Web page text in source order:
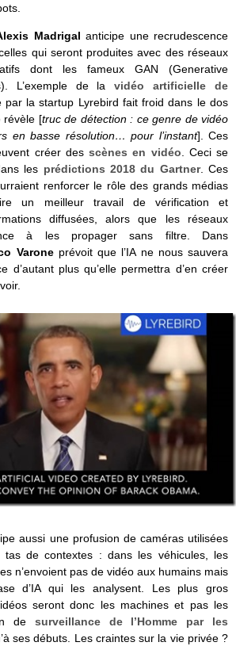
Madrigalanticipe une recrudescence
qui seront produites avec des réseaux
dont les fameux GAN (Generative
L’exemple de lavidéo artificielle de
par la startup Lyrebird fait froid dans le dos
révèle [truc de détection : ce genre de vidéo
en basse résolution… pour l’instant]. Ces
créer desscènes en vidéo . Ceci se
les prédictions 2018 du Gartner. Ces
renforcer le rôle des grands médias
un meilleur travail de vérification et
diffusées, alors que les réseaux
à les propager sans filtre. Dans
Varoneprévoit que l’IA ne nous sauvera
d’autant plus qu’elle permettra d’en créer
aussi une profusion de caméras utilisées
tas de contextes : dans les véhicules, les
n’envoient pas de vidéo aux humains mais
d’IA qui les analysent. Les plus gros
seront donc les machines et pas les
de surveillance de l’Homme par les
ses débuts. Les craintes sur la vie privée ?